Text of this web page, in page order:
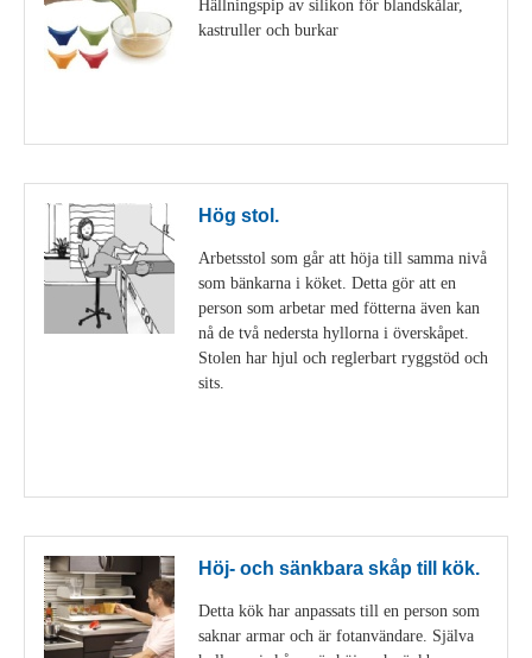
Hällningspip av silikon för blandskålar,
kastruller och burkar
Hög stol.
Arbetsstol som går att höja till samma nivå
som bänkarna i köket. Detta gör att en
person som arbetar med fötterna även kan
nå de två nedersta hyllorna i överskåpet.
Stolen har hjul och reglerbart ryggstöd och
sits.
Höj- och sänkbara skåp till kök.
Detta kök har anpassats till en person som
saknar armar och är fotanvändare. Själva